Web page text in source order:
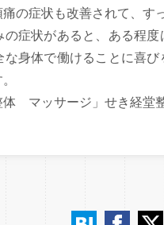
の症状も改善されて、す
症状があると、ある程
な身体で働けることに喜
体 マッサージ」せき経